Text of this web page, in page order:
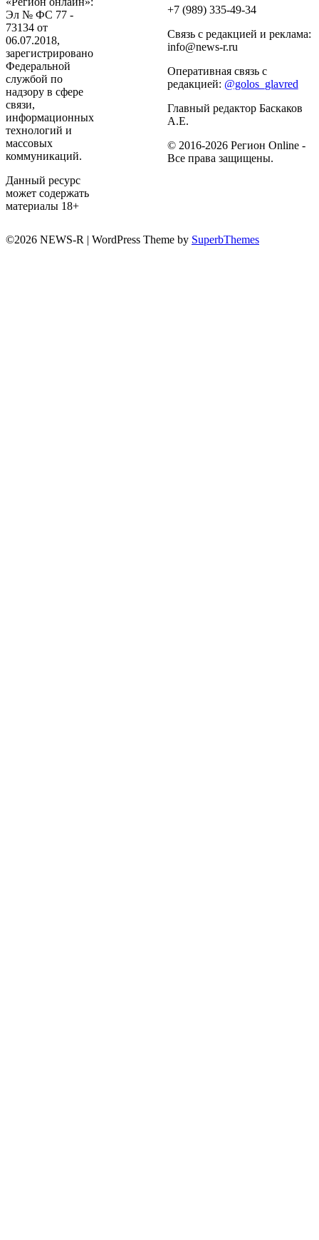
Эл № ФС 77 -
73134 от
06.07.2018,
зарегистрировано
Федеральной
службой по
надзору в сфере
связи,
информационных
технологий и
массовых
коммуникаций.
Данный ресурс
может содержать
материалы 18+
+7 (989) 335-49-34
Связь с редакцией и реклама:
info@news-r.ru
Оперативная связь с
редакцией: @golos_glavred
Главный редактор Баскаков
А.Е.
© 2016-2026 Регион Online -
Все права защищены.
©2026 NEWS-R | WordPress Theme by SuperbThemes